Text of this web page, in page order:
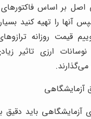
اصل بر اساس
را تهیه کنید
قیمت روزانه
ارزی تاثیر
آزمایشگاهی
آزمایشگاهی باید دقیق